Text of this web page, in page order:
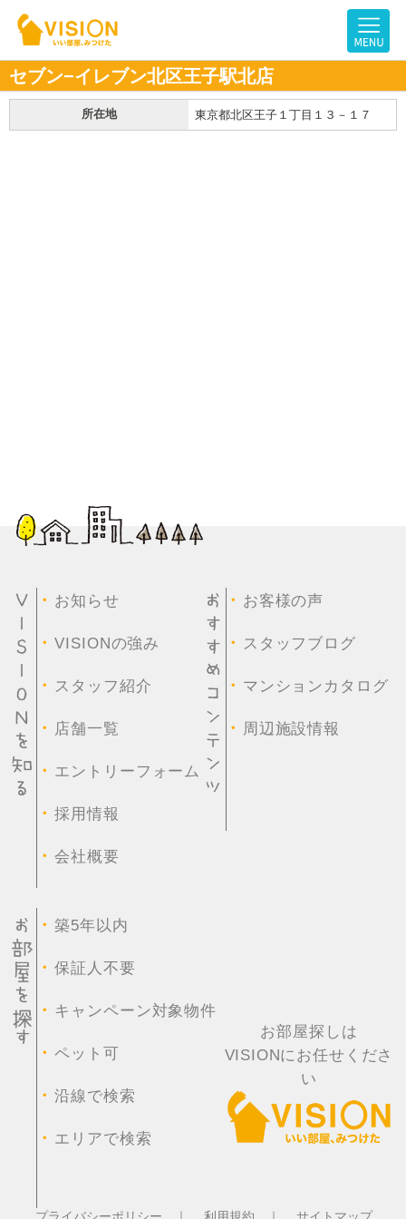
セブン−イレブン北区王子駅北店
所在地 東京都北区王子１丁目１３－１７
・ お知らせ
・VISIONの強み
・ スタッフ紹介
・ 店舗一覧
・ エントリーフォーム
・採用情報
・会社概要
・ お客様の声
・ スタッフブログ
・ マンションカタログ
・ 周辺施設情報
・築5年以内
・保証人不要
・ キャンペーン対象物件
・ペット可
・沿線で検索
・ エリアで検索
お部屋探しは
VISIONにお任せくださ
い
プライバシーポリシー ｜ 利用規約 ｜ サイトマップ